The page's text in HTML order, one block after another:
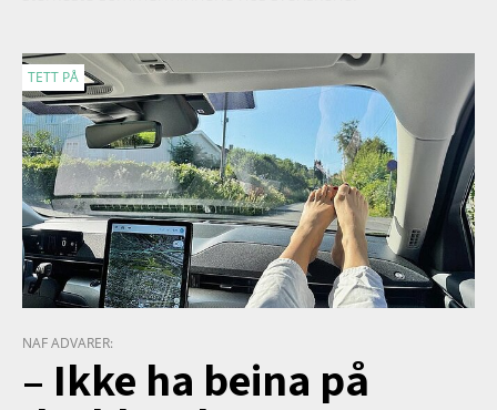
TETT PÅ
NAF ADVARER:
– Ikke ha beina på